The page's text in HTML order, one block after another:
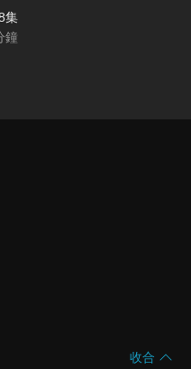
集
鐘
收合